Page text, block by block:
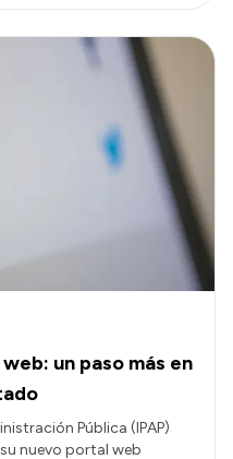
un paso más en
Pública (IPAP)
nuevo portal web